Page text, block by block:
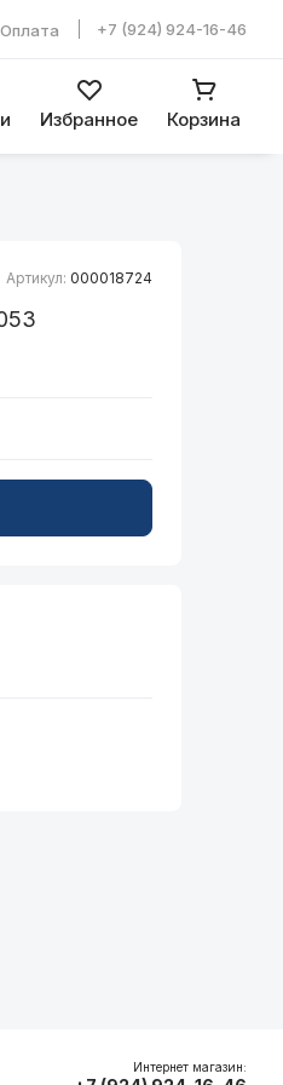
+7 (924) 924-16-46
Избранное Корзина
Артикул: 000018724
Интернет магазин: